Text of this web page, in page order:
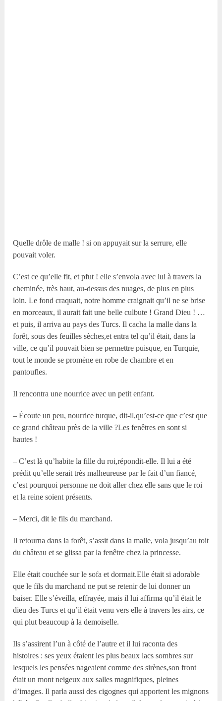
Quelle drôle de malle ! si on appuyait sur la serrure, elle
pouvait voler.
C’est ce qu’elle fit, et pfut ! elle s’envola avec lui à travers la
cheminée, très haut, au-dessus des nuages, de plus en plus
loin. Le fond craquait, notre homme craignait qu’il ne se brise
en morceaux, il aurait fait une belle culbute ! Grand Dieu ! …
et puis, il arriva au pays des Turcs. Il cacha la malle dans la
forêt, sous des feuilles sèches,et entra tel qu’il était, dans la
ville, ce qu’il pouvait bien se permettre puisque, en Turquie,
tout le monde se promène en robe de chambre et en
pantoufles.
Il rencontra une nourrice avec un petit enfant.
– Écoute un peu, nourrice turque, dit-il,qu’est-ce que c’est que
ce grand château près de la ville ?Les fenêtres en sont si
hautes !
– C’est là qu’habite la fille du roi,répondit-elle. Il lui a été
prédit qu’elle serait très malheureuse par le fait d’un fiancé,
c’est pourquoi personne ne doit aller chez elle sans que le roi
et la reine soient présents.
– Merci, dit le fils du marchand.
Il retourna dans la forêt, s’assit dans la malle, vola jusqu’au toit
du château et se glissa par la fenêtre chez la princesse.
Elle était couchée sur le sofa et dormait.Elle était si adorable
que le fils du marchand ne put se retenir de lui donner un
baiser. Elle s’éveilla, effrayée, mais il lui affirma qu’il était le
dieu des Turcs et qu’il était venu vers elle à travers les airs, ce
qui plut beaucoup à la demoiselle.
Ils s’assirent l’un à côté de l’autre et il lui raconta des
histoires : ses yeux étaient les plus beaux lacs sombres sur
lesquels les pensées nageaient comme des sirènes,son front
était un mont neigeux aux salles magnifiques, pleines
d’images. Il parla aussi des cigognes qui apportent les mignons